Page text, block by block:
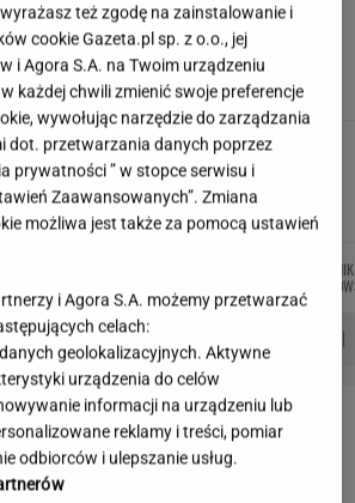
Skłodowska na banknocie?
interwencja polskiego ministra
Kulisy zmian w "halo tu polsat".
źle wypadła w badaniach"
DOMINIK
ZNAK Z '30'
LETNIE OKAZJE
wyrażasz też zgodę na zainstalowanie i
cookie Gazeta.pl sp. z o.o., jej
i Agora S.A. na Twoim urządzeniu
każdej chwili zmienić swoje preferencje
wywołując narzędzie do zarządzania
dot. przetwarzania danych poprzez
prywatności ” w stopce serwisu i
Zaawansowanych”. Zmiana
możliwa jest także za pomocą ustawień
i Agora S.A. możemy przetwarzać
celach:
geolokalizacyjnych. Aktywne
urządzenia do celów
informacji na urządzeniu lub
reklamy i treści, pomiar
odbiorców i ulepszanie usług.